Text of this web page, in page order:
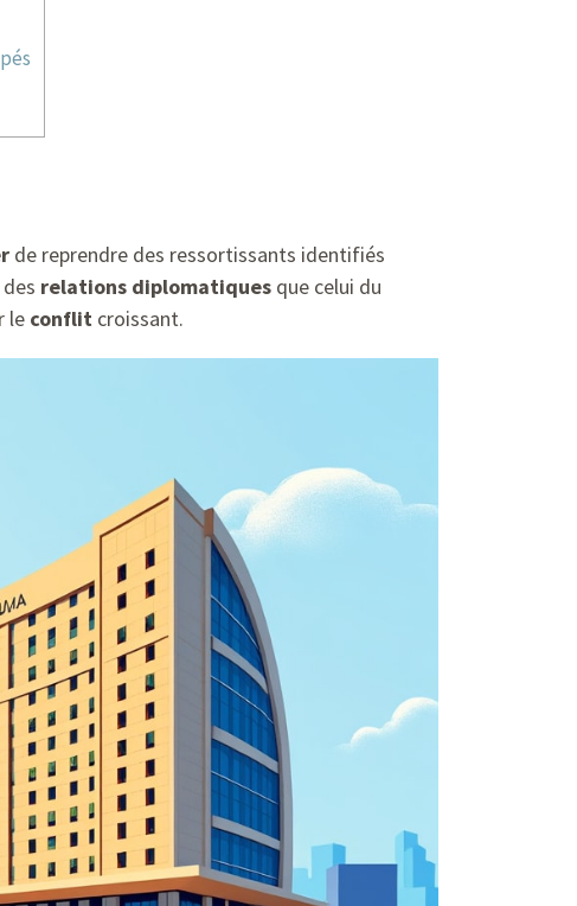
de reprendre des ressortissants identifiés
relations diplomatiques que celui du
le conflit croissant.